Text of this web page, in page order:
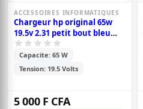
ACCESSOIRES INFORMATIQUES
Chargeur hp original 65w
19.5v 2.31 petit bout bleu
pour ordinateur portable
Capacite: 65 W
Tension: 19.5 Volts
5 000 F CFA